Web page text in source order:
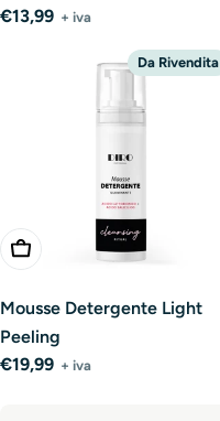
Regular
€13,99 + iva
Da Rivendita
Add To Cart
Mousse Detergente Light
Peeling
Regular
€19,99 + iva